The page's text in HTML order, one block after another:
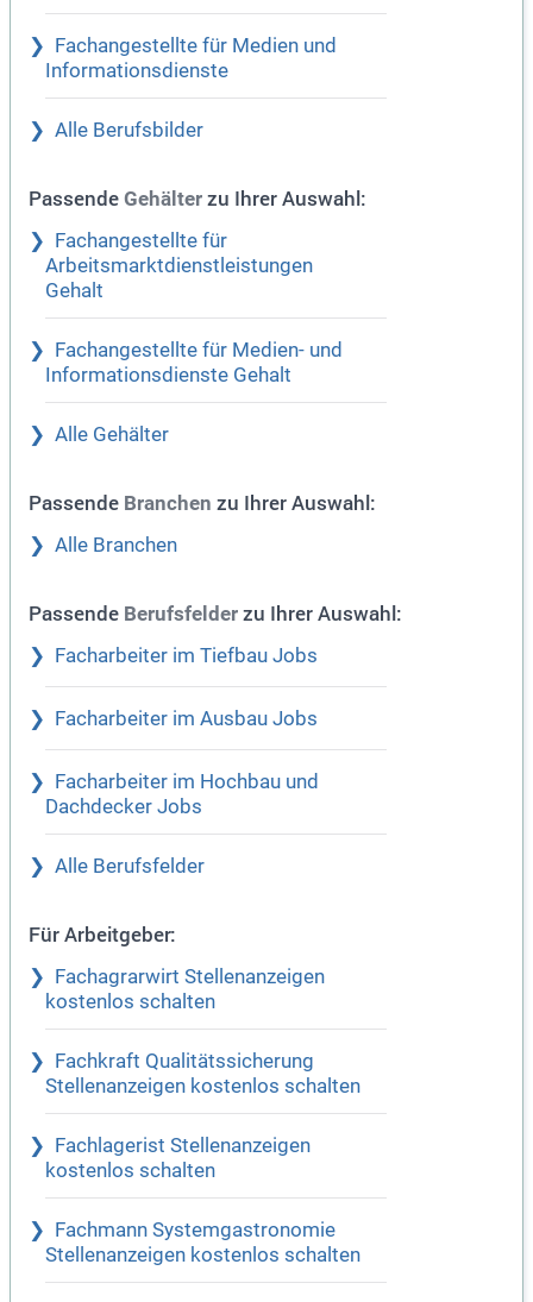
Fachangestellte für Medien und
Informationsdienste
Alle Berufsbilder
Passende Gehälter zu Ihrer Auswahl:
Fachangestellte für
Arbeitsmarktdienstleistungen
Gehalt
Fachangestellte für Medien- und
Informationsdienste Gehalt
Alle Gehälter
Passende Branchen zu Ihrer Auswahl:
Alle Branchen
Passende Berufsfelder zu Ihrer Auswahl:
Facharbeiter im Tiefbau Jobs
Facharbeiter im Ausbau Jobs
Facharbeiter im Hochbau und
Dachdecker Jobs
Alle Berufsfelder
Für Arbeitgeber:
Fachagrarwirt Stellenanzeigen
kostenlos schalten
Fachkraft Qualitätssicherung
Stellenanzeigen kostenlos schalten
Fachlagerist Stellenanzeigen
kostenlos schalten
Fachmann Systemgastronomie
Stellenanzeigen kostenlos schalten